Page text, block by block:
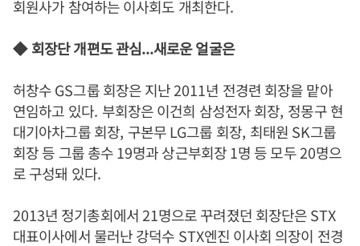
회원사가 참여하는 이사회도 개최한다.
◆회장단 개편도 관심...새로운 얼굴은
허창수GS그룹 회장은 지난2011년 전경련 회장을 맡아
연임하고 있다. 부회장은 이건희 삼성전자 회장, 정몽구 현
대기아차그룹 회장, 구본무LG그룹 회장, 최태원 SK그룹
회장 등 그룹 총수19명과 상근부회장1명 등 모두20명으
로 구성돼 있다.
2013년 정기총회에서 21명으로 꾸려졌던 회장단은STX
대표이사에서 물러난 강덕수 STX엔진 이사회 의장이 전경